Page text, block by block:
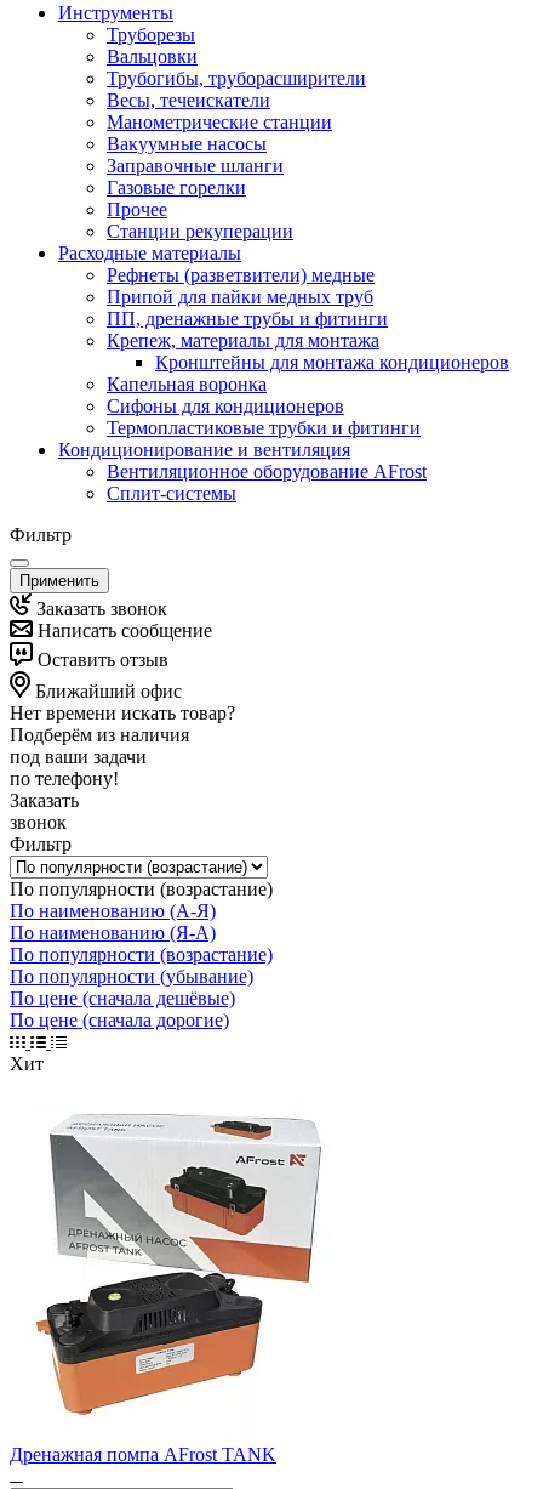
Инструменты
Труборезы
Вальцовки
Трубогибы, труборасширители
Весы, течеискатели
Манометрические станции
Вакуумные насосы
Заправочные шланги
Газовые горелки
Прочее
Станции рекуперации
Расходные материалы
Рефнеты (разветвители) медные
Припой для пайки медных труб
ПП, дренажные трубы и фитинги
Крепеж, материалы для монтажа
Кронштейны для монтажа кондиционеров
Капельная воронка
Сифоны для кондиционеров
Термопластиковые трубки и фитинги
Кондиционирование и вентиляция
Вентиляционное оборудование AFrost
Сплит-системы
Фильтр
Применить
Заказать звонок
Написать сообщение
Оставить отзыв
Ближайший офис
Нет времени искать товар?
Подберём из наличия
под ваши задачи
по телефону!
Заказать
звонок
Фильтр
По популярности (возрастание)
По наименованию (А-Я)
По наименованию (Я-А)
По популярности (возрастание)
По популярности (убывание)
По цене (сначала дешёвые)
По цене (сначала дорогие)
Хит
Дренажная помпа AFrost TANK